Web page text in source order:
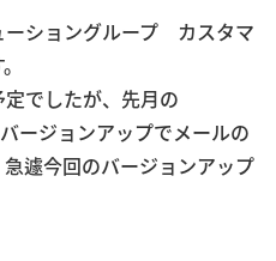
ーショングループ カスタマ
でしたが、先月の
ージョンアップでメールの
遽今回のバージョンアップ